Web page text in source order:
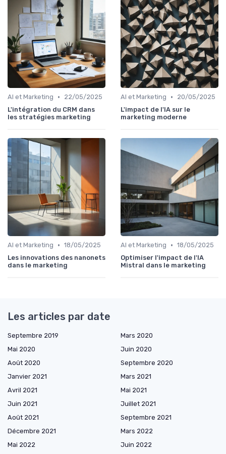
AI et Marketing •
22/05/2025
L'intégration du CRM dans
les stratégies marketing
AI et Marketing •
20/05/2025
L'impact de l'IA sur le
marketing moderne
AI et Marketing • 18/05/2025
Les innovations des nanonets
dans le marketing
AI et Marketing • 18/05/2025
Optimiser l'impact de l'IA
Mistral dans le marketing
Les articles par date
Septembre 2019
Mars 2020
Mai 2020
Juin 2020
Août 2020
Septembre 2020
Janvier 2021
Mars 2021
Avril 2021
Mai 2021
Juin 2021
Juillet 2021
Août 2021
Septembre 2021
Décembre 2021
Mars 2022
Mai 2022
Juin 2022